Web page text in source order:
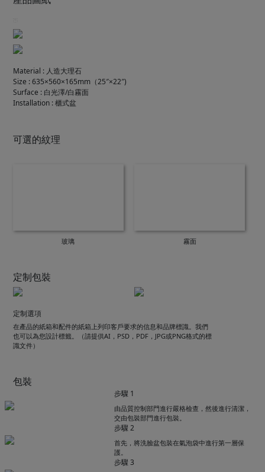
Material : 人造大理石
Size :635×560×165mm（25″×22″)
Surface : 白光澤/白霧面
Installation :櫃式盆
可選的紋理
玻璃 霧面
定制包裝
定制選項
在產品的紙箱和配件的紙箱上列印客戶要求的信息和品牌標識。我們
也可以為您設計標籤。（請提供AI，PSD，PDF，JPG或PNG格式的標
識文件）
包裝
步驟 1
由品質控制部門進行嚴格檢查，然後進行清潔，
交由包裝部門進行包裝。
步驟 2
首先，將洗臉盆包裝在氣泡袋中進行第一層保
護。
步驟 3